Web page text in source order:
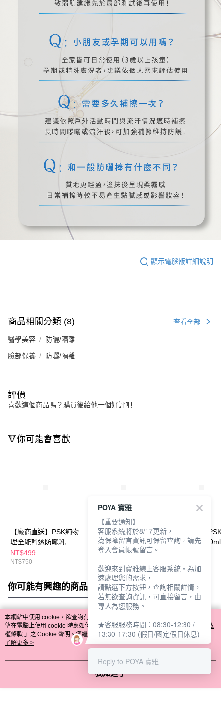
顯示電腦版詳細說明
商品相關分類 (8) 查看全部
醫學美容 防曬/隔離
臉部保養 防曬/隔離
評價
喜歡這個商品嗎？購買後給他一個好評吧
🔻你可能會喜歡
【廠商直送】PSK純物
理全能輕透防曬乳
SPF50+ ★★★35ml
持妝耐汗型(白色)
NT$499
NT$750
【廠商直送】PSK純物
理全能潤色隔離霜
SPF50+ ★★★明亮色
NT$499
【廠商直送】
透亮化妝水150ml
你可能有興趣的商品 全站排行
熱門標籤
本網站中使用 cookie，欲查詢有關本網站使用 cookie 方式之詳情，及若您不希
望在電腦上使用 cookie 時應如何變更電腦的 cookie 設定，請參閱本網站「
隱私
權條款 」之 Cookie 聲明。您繼續使用本網站即表示您同意本公司得按本網站使
用條款之 Cookie 聲明使用 cookie。
了解更多 >
我知道了
POYA 寶雅
【重要通知】
客服系統將於8/17更新，
為保障留言資訊可保留查詢，請先
登入會員帳號留言。
歡迎來到寶雅線上客服系統。為加
速處理您的需求，
請點選下方按鈕，查詢相關詳情，
若無欲查詢資訊，可直接留言，由
專人為您服務。
★客服服務時間：08:30-12:30 /
13:30-17:30 (假日/國定假日休息)
Reply to POYA 寶雅